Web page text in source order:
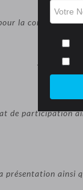
la conférence le
To thank
de participation
présentation